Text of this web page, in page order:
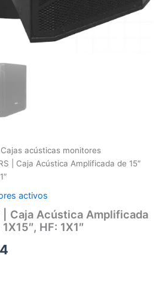
Cajas acústicas monitores
| Caja Acústica Amplificada de 15″
activos
| Caja Acústica Amplificada
HF: 1X1″